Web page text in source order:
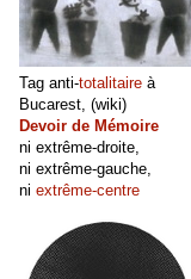
Tag anti-totalitaire à
Bucarest, (wiki)
Devoir de Mémoire
ni extrême-droite,
ni extrême-gauche,
ni extrême-centre